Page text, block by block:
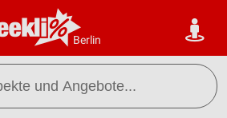
Berlin